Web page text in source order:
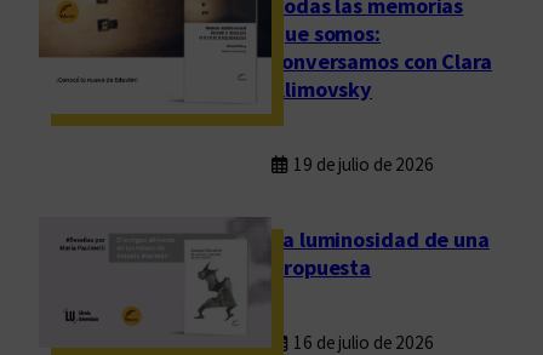
Todas las memorias
que somos:
conversamos con Clara
Klimovsky
19 de julio de 2026
La luminosidad de una
propuesta
16 de julio de 2026